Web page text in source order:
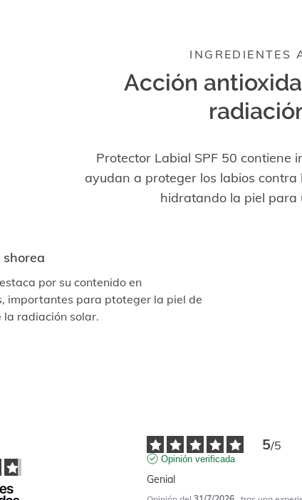
INGREDIENTES
Acción
Protector Labial SPF 50 contiene
ayudan a proteger los labios
hidratando la piel para
por su contenido en
importantes para ptoteger la piel de
la radiación solar.
5/5
Opinión verificada
Genial